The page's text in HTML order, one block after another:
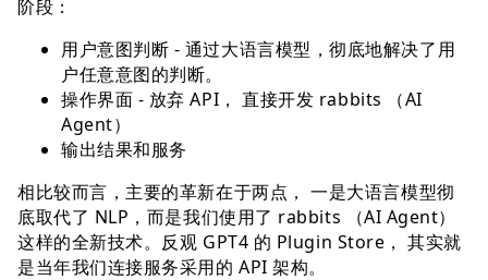
阶段：
⽤户意图判断 - 通过⼤语⾔模型，彻底地解决了⽤
户任意意图的判断。
操作界⾯ - 放弃 API， 直接开发 rabbits （AI
Agent）
输出结果和服务
相⽐较⽽⾔，主要的⾰新在于两点， ⼀是⼤语⾔模型彻
底取代了 NLP，⽽是我们使⽤了 rabbits （AI Agent）
这样的全新技术。反观 GPT4 的 Plugin Store， 其实就
是当年我们连接服务采⽤的 API 架构。